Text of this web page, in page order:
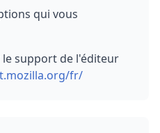
qui vous
support de l'éditeur
fr/